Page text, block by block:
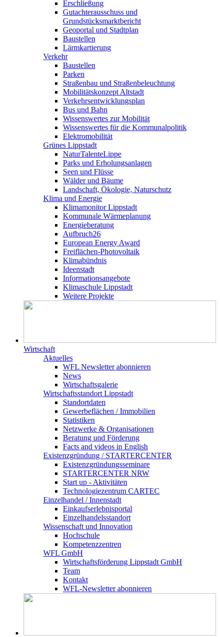
Erschließung
Gutachterausschuss und
Grundstücksmarktbericht
Geoportal und Stadtplan
Baustellen
Lärmkartierung
Verkehr
Baustellen
Parken
Straßenbau und Straßenbeleuchtung
Mobilitätskonzept Altstadt
Verkehrsentwicklungsplan
Bus und Bahn
Wissenswertes zur Mobilität
Wissenswertes für die Kommunalpolitik
Elektromobilität
Grünes Lippstadt
NaturTalenteLippe
Parks und Erholungsanlagen
Seen und Flüsse
Wälder und Bäume
Landschaft, Ökologie, Naturschutz
Klima und Energie
Klimamonitor Lippstadt
Kommunale Wärmeplanung
Energieberatung
Aufbruch26
European Energy Award
Freiflächen-Photovoltaik
Klimabündnis
Ideenstadt
Informationsangebote
Klimaschule Lippstadt
Weitere Projekte
Wirtschaft
Aktuelles
WFL Newsletter abonnieren
News
Wirtschaftsgalerie
Wirtschafts­­standort Lippstadt
Standortdaten
Gewerbeflächen / Immobilien
Statistiken
Netzwerke & Organisationen
Beratung und Förderung
Facts and videos in English
Existenz­gründung / STARTERCENTER
Existenzgründungsseminare
STARTERCENTER NRW
Start up - Aktivitäten
Technologiezentrum CARTEC
Einzelhandel / Innenstadt
Einkaufserlebnisportal
Einzelhandelsstandort
Wissenschaft und Innovation
Hochschule
Kompetenzzentren
WFL GmbH
Wirtschaftsförderung Lippstadt GmbH
Team
Kontakt
WFL-Newsletter abonnieren